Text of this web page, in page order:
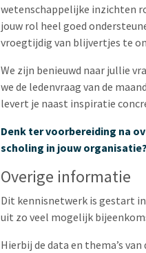
wetenschappelijke inzichten
jouw rol heel goed
vroegtijdig van blijvertjes te
We zijn benieuwd naar jullie
we de ledenvraag van de
levert je naast inspiratie
Denk ter voorbereiding na
scholing in jouw organisatie?
Overige informatie
Dit kennisnetwerk is gestart in
uit zo veel mogelijk
Hierbij de data en thema’s